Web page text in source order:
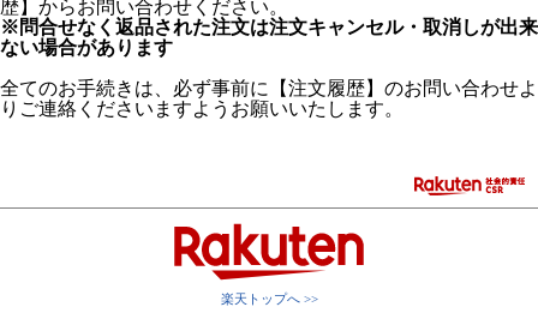
歴】からお問い合わせください。
※問合せなく返品された注文は注文キャンセル・取消しが出来
ない場合があります
全てのお手続きは、必ず事前に【注文履歴】のお問い合わせよ
りご連絡くださいますようお願いいたします。
楽天トップへ >>